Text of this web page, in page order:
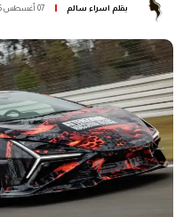
بقلم اسراء سالم 07 أغسطس 2026